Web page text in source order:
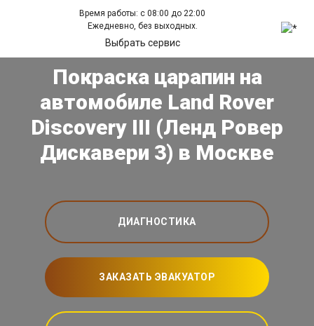
Время работы: с 08:00 до 22:00
Ежедневно, без выходных.
Выбрать сервис
Покраска царапин на
автомобиле Land Rover
Discovery III (Ленд Ровер
Дискавери 3) в Москве
ДИАГНОСТИКА
ЗАКАЗАТЬ ЭВАКУАТОР